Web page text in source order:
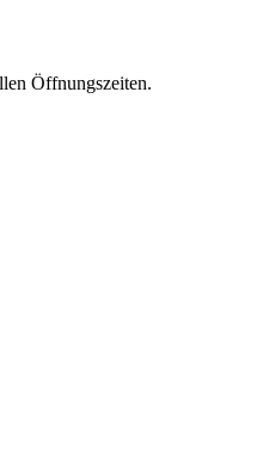
Öffnungszeiten.